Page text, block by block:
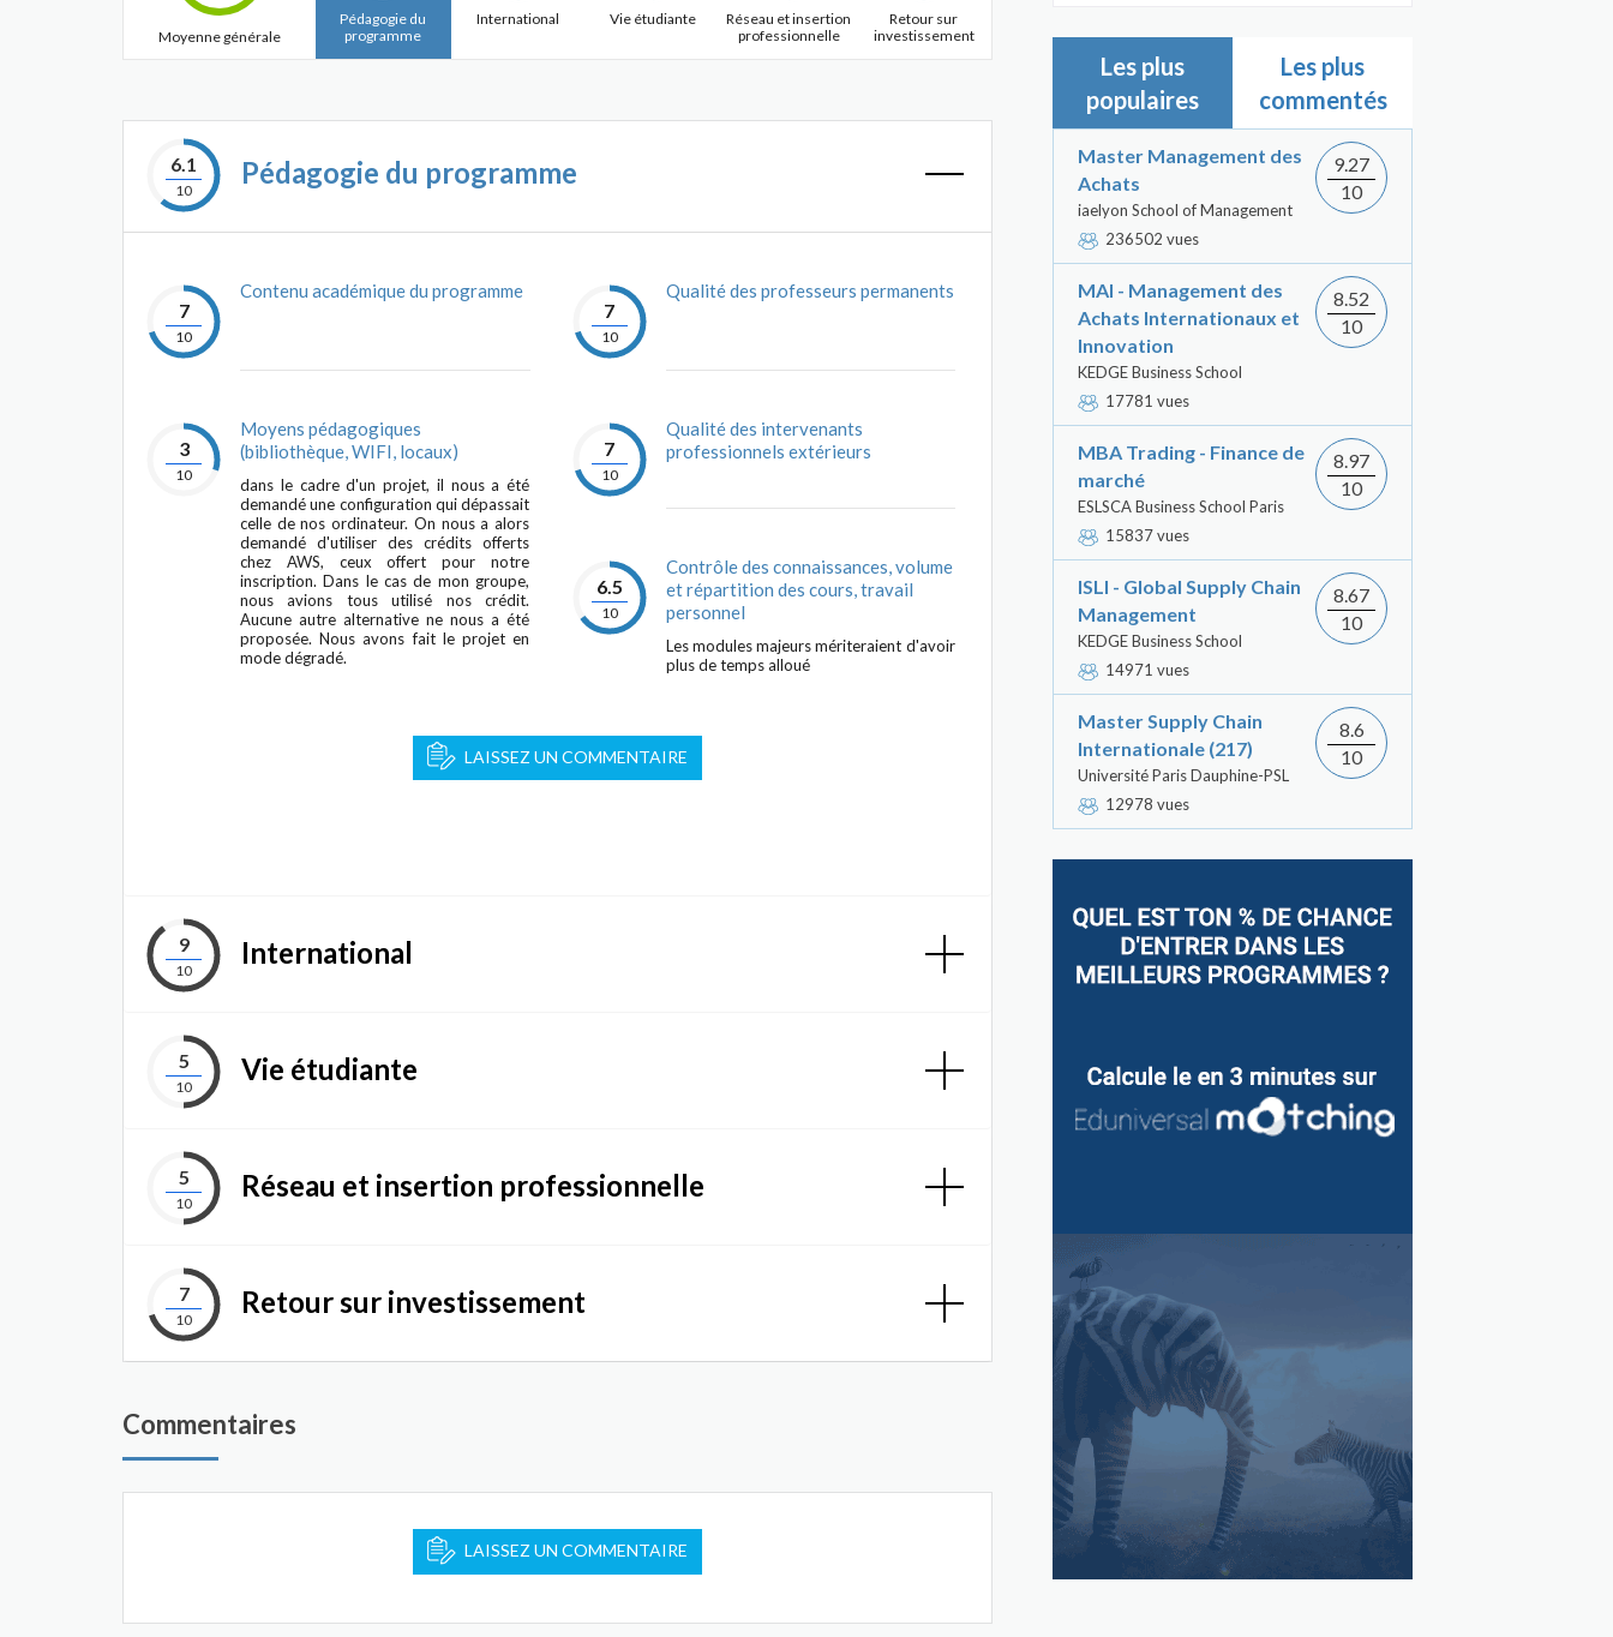
Moyenne générale
Pédagogie du
programme
International Vie étudiante
Réseau et insertion
professionnelle
Retour sur
investissement
6.1
10
Pédagogie du programme
7
10
Contenu académique du programme
3
10
Moyens pédagogiques
(bibliothèque, WIFI, locaux)
dans le cadre d'un projet, il nous a été
demandé une configuration qui dépassait
celle de nos ordinateur. On nous a alors
demandé d'utiliser des crédits offerts
chez AWS, ceux offert pour notre
inscription. Dans le cas de mon groupe,
nous avions tous utilisé nos crédit.
Aucune autre alternative ne nous a été
proposée. Nous avons fait le projet en
mode dégradé.
7
10
Qualité des professeurs permanents
7
10
Qualité des intervenants
professionnels extérieurs
6.5
10
Contrôle des connaissances, volume
et répartition des cours, travail
personnel
Les modules majeurs mériteraient d'avoir
plus de temps alloué
LAISSEZ UN COMMENTAIRE
9
10
International
5
10
Vie étudiante
5
10
Réseau et insertion professionnelle
7
10
Retour sur investissement
Commentaires
LAISSEZ UN COMMENTAIRE
Les plus
populaires
Les plus
commentés
Master Management des
Achats
iaelyon School of Management
236502 vues
9.27
10
MAI - Management des
Achats Internationaux et
Innovation
KEDGE Business School
17781 vues
8.52
10
MBA Trading - Finance de
marché
ESLSCA Business School Paris
15837 vues
8.97
10
ISLI - Global Supply Chain
Management
KEDGE Business School
14971 vues
8.67
10
Master Supply Chain
Internationale (217)
Université Paris Dauphine-PSL
12978 vues
8.6
10